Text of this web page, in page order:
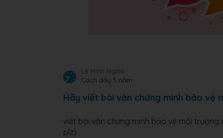
Lê Minh Nghia
Cách đây 5 năm
Hãy viết bài văn chứng minh bảo vệ
viết bài văn chứng minh bảo vệ môi
plz)